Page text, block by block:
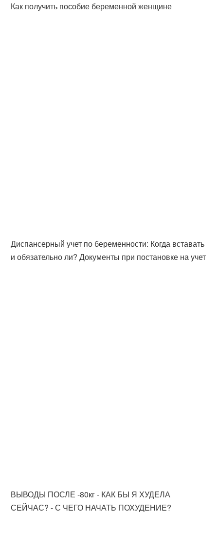
Как получить пособие беременной женщине
Диспансерный учет по беременности: Когда вставать
и обязательно ли? Документы при постановке на учет
ВЫВОДЫ ПОСЛЕ -80кг - КАК БЫ Я ХУДЕЛА
СЕЙЧАС? - С ЧЕГО НАЧАТЬ ПОХУДЕНИЕ?